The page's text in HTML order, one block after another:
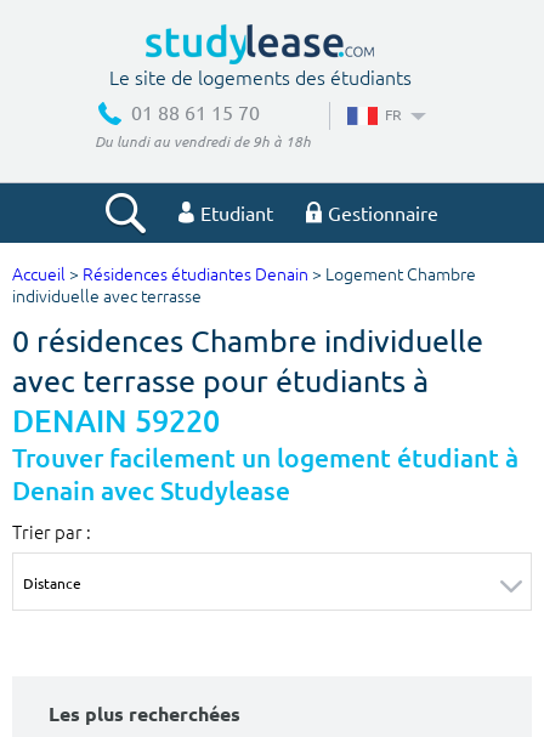
Le site de logements des étudiants
01 88 61 15 70
Du lundi au vendredi de 9h à 18h
FR
Etudiant Gestionnaire
Votre recherche
Ville, école
Budget min
€
Budget max
m² m²
Accueil > Résidences étudiantes Denain > Logement Chambre
individuelle avec terrasse
0 résidences Chambre individuelle
avec terrasse pour étudiants à
DENAIN 59220
Trouver facilement un logement étudiant à
Denain avec Studylease
Trier par :
Les plus recherchées